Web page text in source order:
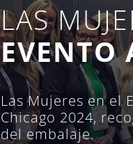
LAS
EVENTO
Las Mujeres en el
Chicago 2024,
del embalaje.